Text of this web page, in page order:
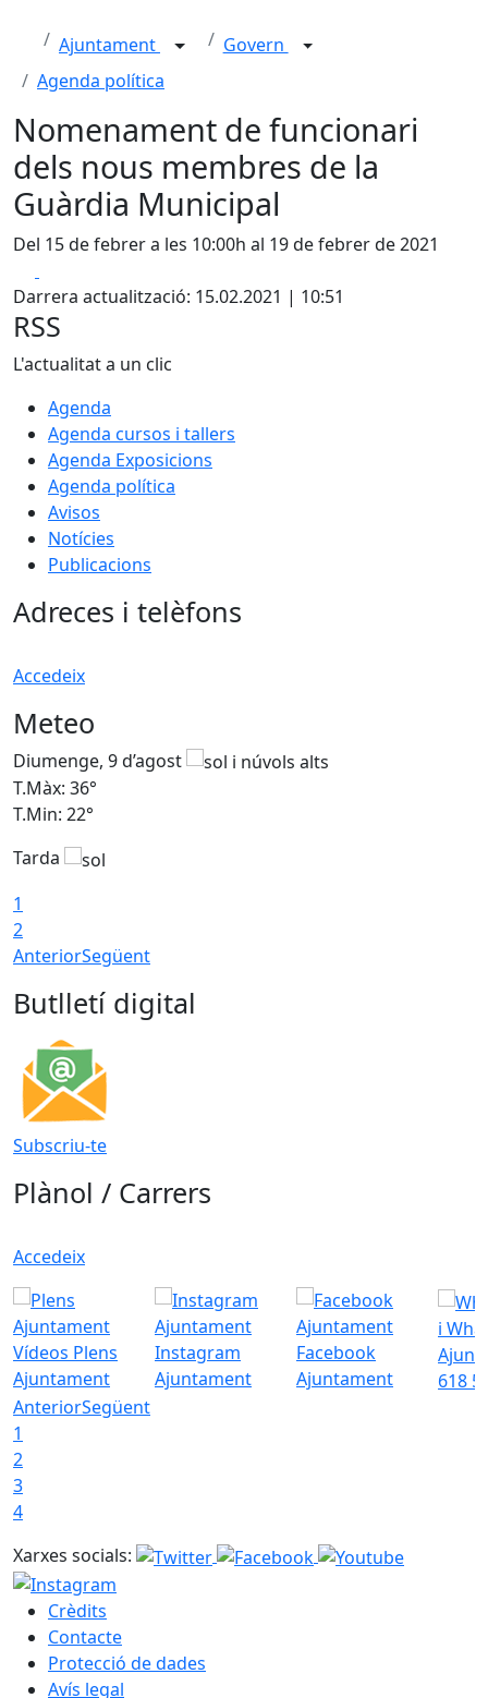
Ajuntament
Govern
Agenda política
Nomenament de funcionari
dels nous membres de la
Guàrdia Municipal
Del 15 de febrer a les 10:00h al 19 de febrer de 2021
Darrera actualització: 15.02.2021 | 10:51
RSS
L'actualitat a un clic
Agenda
Agenda cursos i tallers
Agenda Exposicions
Agenda política
Avisos
Notícies
Publicacions
Adreces i telèfons
Accedeix
Meteo
Diumenge, 9 d’agost
T.Màx: 36°
T.Min: 22°
Tarda
1
2
AnteriorSegüent
Butlletí digital
Subscriu-te
Plànol / Carrers
Accedeix
Vídeos Plens
Ajuntament
Instagram
Ajuntament
Facebook
Ajuntament
i
618
AnteriorSegüent
1
2
3
4
Xarxes socials:
Crèdits
Contacte
Protecció de dades
Avís legal